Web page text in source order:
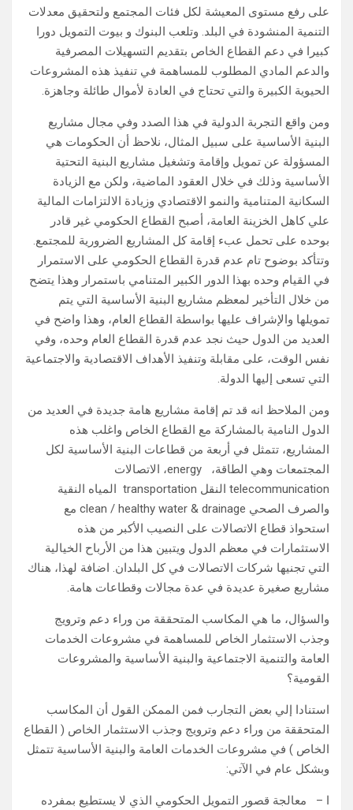
على رفع مستوى المعيشة لكل فئات المجتمع ولتحقيق معدلات
التنمية المنشودة في البلد. وتلعب البنوك و بيوت التمويل دورا
كبيرا في دعم القطاع الخاص بتقديم التسهيلات المصرفية
والدعم المادي المطلوب للمساهمة في تنفيذ هذه المشروعات
الحيوية الكبيرة والتي تحتاج في العادة لأموال طائلة وجاهزة.
ومن واقع التجربة الدولية في هذا الصدد وفي مجال مشاريع
البنية الأساسية على سبيل المثال، نلاحظ أن الحكومات هي
المسؤولة عن تمويل وإقامة وتشغيل مشاريع البنية التحتية
الأساسية وذلك في خلال العقود الماضية، ولكن مع الزيادة
السكانية المتنامية والنمو الاقتصادي وزيادة الالتزامات المالية
علي كاهل الخزينة العامة، أصبح القطاع الحكومي غير قادر
بوحده على تحمل عبء إقامة كل المشاريع الضرورية للمجتمع.
وتتأكد بوضوح تام عدم قدرة القطاع الحكومي على الاستمرار
في القيام وحده بهذا الدور الكبير المتنامي باستمرار وهذا يتضح
من خلال التأخير لمعظم مشاريع البنية الأساسية التي يتم
تمويلها والإشراف عليها بواسطة القطاع العام، وهذا واضح في
العديد من الدول حيث نجد عدم قدرة القطاع العام وحده، وفي
نفس الوقت، على مقابلة وتنفيذ الأهداف الاقتصادية والاجتماعية
التي تسعى إليها الدولة.
ومن الملاحظ انه قد تم إقامة مشاريع هامة جديدة في العديد من
الدول النامية بالمشاركة مع القطاع الخاص واغلب هذه
المشاريع، تتمثل في أربعة من قطاعات البنية الأساسية لكل
المجتمعات وهي الطاقة، energy، الاتصالات
telecommunication النقل transportation المياه النقية
والصرف الصحي clean / healthy water & drainage مع
استحواذ قطاع الاتصالات على النصيب الأكبر من هذه
الاستثمارات في معظم الدول ويتبين هذا من الأرباح الخيالية
التي تجنيها شركات الاتصالات في كل البلدان. اضافة لهذا، هناك
مشاريع صغيرة عديدة في عدة مجالات وقطاعات هامة.
والسؤال، ما هي المكاسب المتحققة من وراء دعم وترويج
وجذب الاستثمار الخاص للمساهمة في مشروعات الخدمات
العامة والتنمية الاجتماعية والبنية الأساسية والمشروعات
القومية؟
استنادا إلي بعض التجارب فمن الممكن القول أن المكاسب
المتحققة من وراء دعم وترويج وجذب الاستثمار الخاص ( القطاع
الخاص ) في مشروعات الخدمات العامة والبنية الأساسية تتمثل
وبشكل عام في الآتي:
ا – معالجة قصور التمويل الحكومي الذي لا يستطيع بمفرده